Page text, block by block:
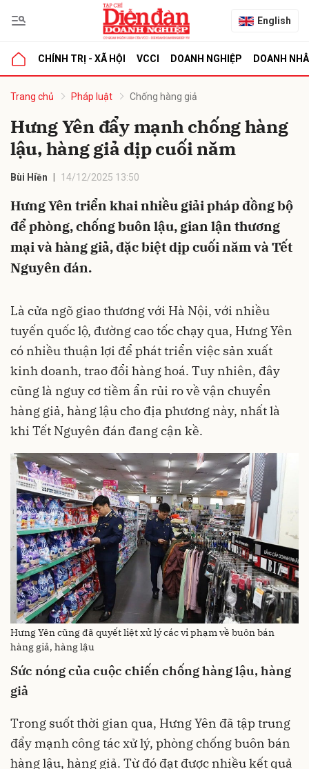
English
CHÍNH TRỊ - XÃ HỘI VCCI DOANH NGHIỆP DOANH
Trang chủ Pháp luật Chống hàng giả
Hưng Yên đẩy mạnh chống hàng
lậu, hàng giả dịp cuối năm
Bùi Hiền 14/12/2025 13:50
Hưng Yên triển khai nhiều giải pháp đồng bộ
để phòng, chống buôn lậu, gian lận thương
mại và hàng giả, đặc biệt dịp cuối năm và Tết
Nguyên đán.
Là cửa ngõ giao thương với Hà Nội, với nhiều
tuyến quốc lộ, đường cao tốc chạy qua, Hưng Yên
có nhiều thuận lợi để phát triển việc sản xuất
kinh doanh, trao đổi hàng hoá. Tuy nhiên, đây
cũng là nguy cơ tiềm ẩn rủi ro về vận chuyển
hàng giả, hàng lậu cho địa phương này, nhất là
khi Tết Nguyên đán đang cận kề.
Hưng Yên cũng đã quyết liệt xử lý các vi phạm về buôn bán
hàng giả, hàng lậu
Sức nóng của cuộc chiến chống hàng lậu, hàng
giả
Trong suốt thời gian qua, Hưng Yên đã tập trung
đẩy mạnh công tác xử lý, phòng chống buôn bán
hàng lậu, hàng giả. Từ đó đạt được nhiều kết quả
luận
Hủy